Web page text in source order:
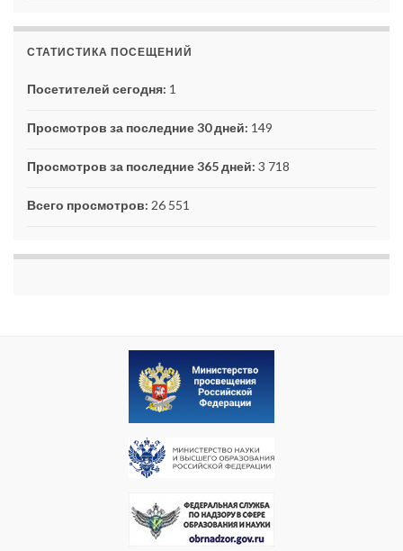
СТАТИСТИКА ПОСЕЩЕНИЙ
Посетителей сегодня: 1
Просмотров за последние 30 дней: 149
Просмотров за последние 365 дней: 3 718
Всего просмотров: 26 551